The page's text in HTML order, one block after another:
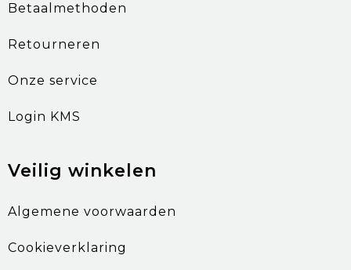
Betaalmethoden
Retourneren
Onze service
Login KMS
Veilig winkelen
Algemene voorwaarden
Cookieverklaring